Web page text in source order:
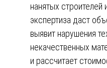
нанятых строителей
экспертиза даст
выявит нарушения
некачественных
и рассчитает